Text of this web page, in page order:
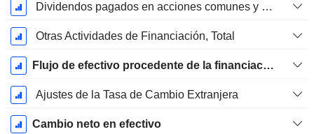
Dividendos pagados en acciones comunes y preferentes
Otras Actividades de Financiación, Total
Flujo de efectivo procedente de la financiación
Ajustes de la Tasa de Cambio Extranjera
Cambio neto en efectivo